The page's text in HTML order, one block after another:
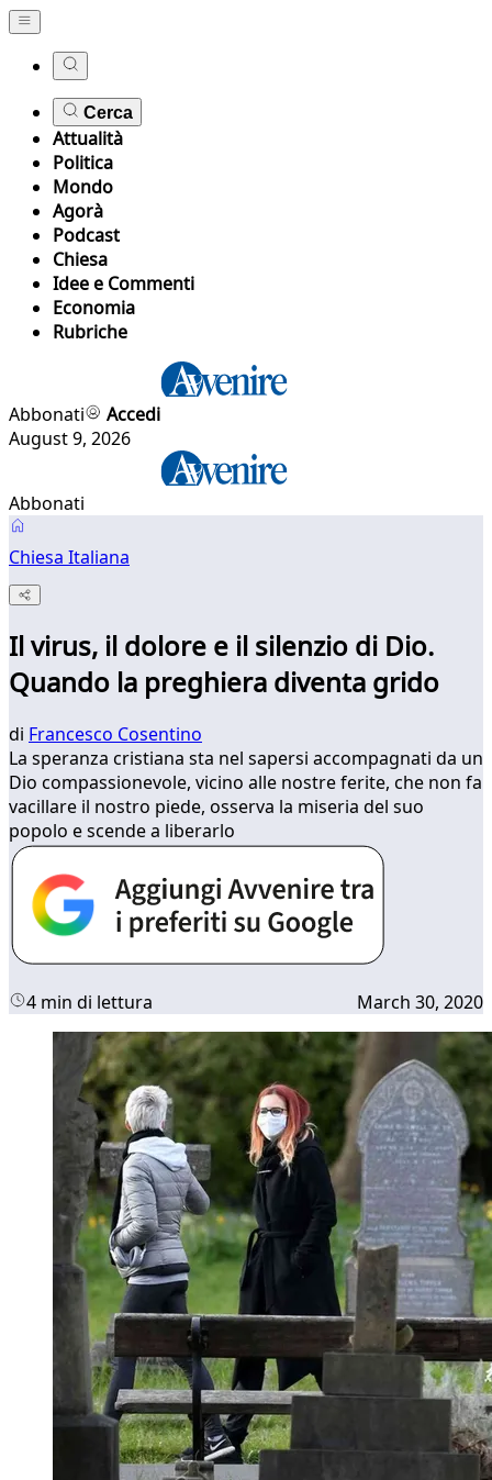
Cerca
Attualità
Politica
Mondo
Agorà
Podcast
Chiesa
Idee e Commenti
Economia
Rubriche
Abbonati
Accedi
August 9, 2026
Abbonati
Chiesa Italiana
Il virus, il dolore e il silenzio di Dio.
Quando la preghiera diventa grido
di Francesco Cosentino
La speranza cristiana sta nel sapersi accompagnati da un
Dio compassionevole, vicino alle nostre ferite, che non fa
vacillare il nostro piede, osserva la miseria del suo
popolo e scende a liberarlo
4 min di lettura March 30, 2020